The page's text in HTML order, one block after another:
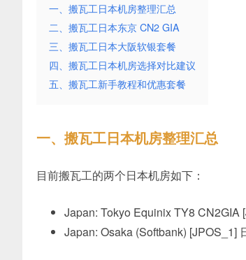
一、搬瓦工日本机房整理汇总
二、搬瓦工日本东京 CN2 GIA
三、搬瓦工日本大阪软银套餐
四、搬瓦工日本机房选择对比建议
五、搬瓦工新手教程和优惠套餐
一、搬瓦工日本机房整理汇总
目前搬瓦工的两个日本机房如下：
Japan: Tokyo Equinix TY8 CN2GIA
Japan: Osaka (Softbank) [JPOS_1]